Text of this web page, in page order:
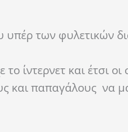
των φυλετικών
ίντερνετ και έτσι
και παπαγάλους να